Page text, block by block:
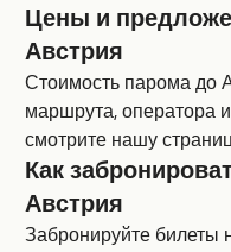
Цены и
Австрия
Стоимость парома до
маршрута, оператора
смотрите нашу
Как
Австрия
Забронируйте билеты